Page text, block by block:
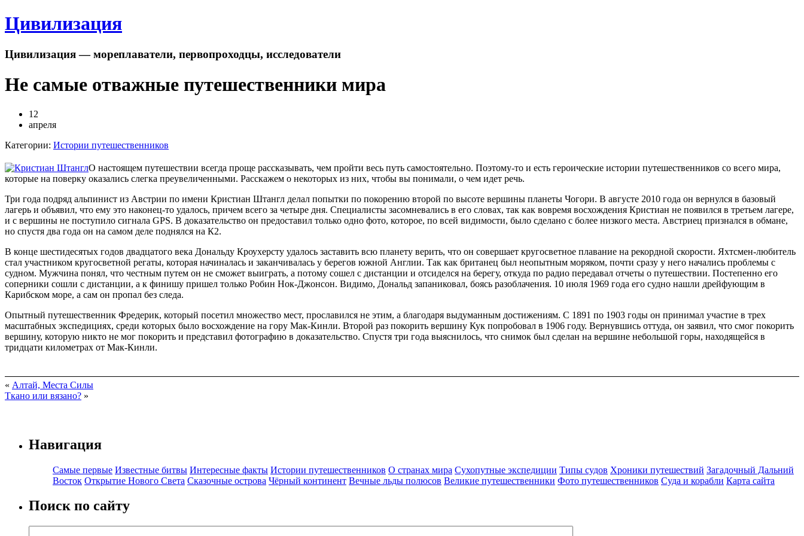
Цивилизация
Цивилизация — мореплаватели, первопроходцы, исследователи
Не самые отважные путешественники мира
12
апреля
Категории: Истории путешественников
О настоящем путешествии всегда проще рассказывать, чем пройти весь путь самостоятельно. Поэтому-то и есть героические истории путешественников со всего мира,
которые на поверку оказались слегка преувеличенными. Расскажем о некоторых из них, чтобы вы понимали, о чем идет речь.
Три года подряд альпинист из Австрии по имени Кристиан Штангл делал попытки по покорению второй по высоте вершины планеты Чогори. В августе 2010 года он вернулся в базовый
лагерь и объявил, что ему это наконец-то удалось, причем всего за четыре дня. Специалисты засомневались в его словах, так как вовремя восхождения Кристиан не появился в третьем лагере,
и с вершины не поступило сигнала GPS. В доказательство он предоставил только одно фото, которое, по всей видимости, было сделано с более низкого места. Австриец признался в обмане,
но спустя два года он на самом деле поднялся на К2.
В конце шестидесятых годов двадцатого века Дональду Кроухерсту удалось заставить всю планету верить, что он совершает кругосветное плавание на рекордной скорости. Яхтсмен-любитель
стал участником кругосветной регаты, которая начиналась и заканчивалась у берегов южной Англии. Так как британец был неопытным моряком, почти сразу у него начались проблемы с
судном. Мужчина понял, что честным путем он не сможет выиграть, а потому сошел с дистанции и отсиделся на берегу, откуда по радио передавал отчеты о путешествии. Постепенно его
соперники сошли с дистанции, а к финишу пришел только Робин Нок-Джонсон. Видимо, Дональд запаниковал, боясь разоблачения. 10 июля 1969 года его судно нашли дрейфующим в
Карибском море, а сам он пропал без следа.
Опытный путешественник Фредерик, который посетил множество мест, прославился не этим, а благодаря выдуманным достижениям. С 1891 по 1903 годы он принимал участие в трех
масштабных экспедициях, среди которых было восхождение на гору Мак-Кинли. Второй раз покорить вершину Кук попробовал в 1906 году. Вернувшись оттуда, он заявил, что смог покорить
вершину, которую никто не мог покорить и представил фотографию в доказательство. Спустя три года выяснилось, что снимок был сделан на вершине небольшой горы, находящейся в
тридцати километрах от Мак-Кинли.
« Алтай, Места Силы
Ткано или вязано? »
Навигация
Самые первые Известные битвы Интересные факты Истории путешественников О странах мира Сухопутные экспедиции Типы судов Хроники путешествий Загадочный Дальний
Восток Открытие Нового Света Сказочные острова Чёрный континент Вечные льды полюсов Великие путешественники Фото путешественников Суда и корабли Карта сайта
Поиск по сайту